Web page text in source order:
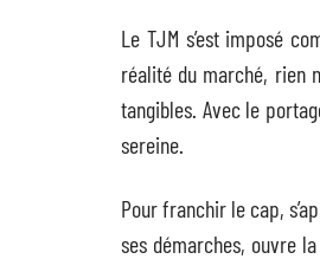
Le TJM s’est imposé
réalité du marché, rien
tangibles. Avec le
sereine.
Pour franchir le cap,
ses démarches, ouvre